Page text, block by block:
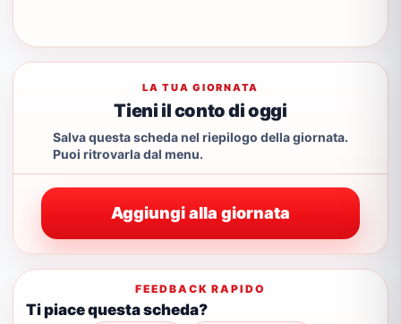
LA TUA GIORNATA
Tieni il conto di oggi
Salva questa scheda nel riepilogo della giornata.
Puoi ritrovarla dal menu.
Aggiungi alla giornata
FEEDBACK RAPIDO
Ti piace questa scheda?